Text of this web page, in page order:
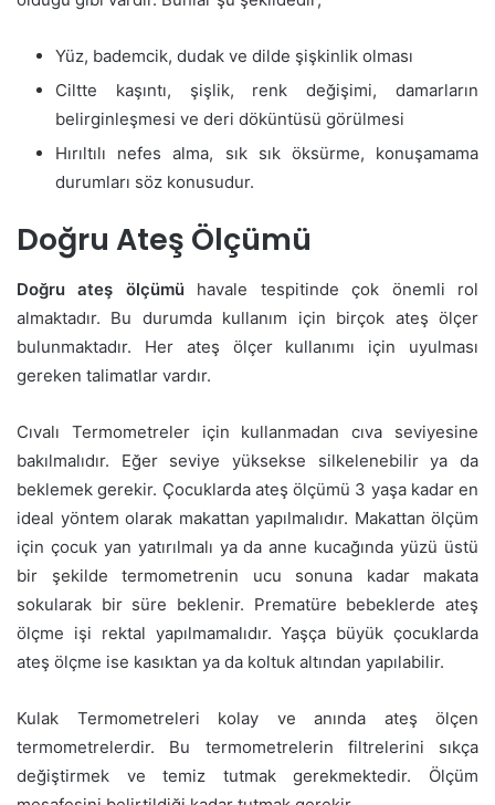
Yüz, bademcik, dudak ve dilde şişkinlik olması
Ciltte kaşıntı, şişlik, renk değişimi, damarların
belirginleşmesi ve deri döküntüsü görülmesi
Hırıltılı nefes alma, sık sık öksürme, konuşamama
durumları söz konusudur.
Doğru Ateş Ölçümü
Doğru ateş ölçümü havale tespitinde çok önemli rol
almaktadır. Bu durumda kullanım için birçok ateş ölçer
bulunmaktadır. Her ateş ölçer kullanımı için uyulması
gereken talimatlar vardır.
Cıvalı Termometreler için kullanmadan cıva seviyesine
bakılmalıdır. Eğer seviye yüksekse silkelenebilir ya da
beklemek gerekir. Çocuklarda ateş ölçümü 3 yaşa kadar en
ideal yöntem olarak makattan yapılmalıdır. Makattan ölçüm
için çocuk yan yatırılmalı ya da anne kucağında yüzü üstü
bir şekilde termometrenin ucu sonuna kadar makata
sokularak bir süre beklenir. Prematüre bebeklerde ateş
ölçme işi rektal yapılmamalıdır. Yaşça büyük çocuklarda
ateş ölçme ise kasıktan ya da koltuk altından yapılabilir.
Kulak Termometreleri kolay ve anında ateş ölçen
termometrelerdir. Bu termometrelerin filtrelerini sıkça
değiştirmek ve temiz tutmak gerekmektedir. Ölçüm